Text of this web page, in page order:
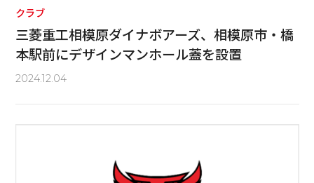
クラブ
三菱重工相模原ダイナボアーズ、相模原市・橋
本駅前にデザインマンホール蓋を設置
2024.12.04